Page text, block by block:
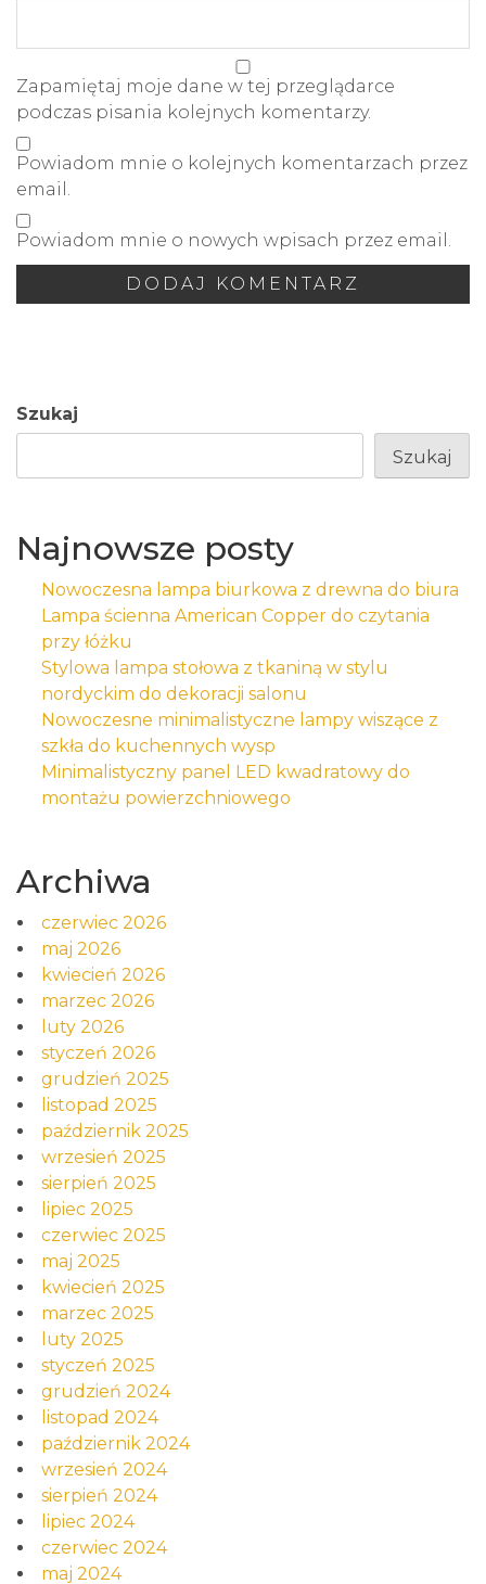
Zapamiętaj moje dane w tej przeglądarce
podczas pisania kolejnych komentarzy.
Powiadom mnie o kolejnych komentarzach przez
email.
Powiadom mnie o nowych wpisach przez email.
Szukaj
Szukaj
Najnowsze posty
Nowoczesna lampa biurkowa z drewna do biura
Lampa ścienna American Copper do czytania
przy łóżku
Stylowa lampa stołowa z tkaniną w stylu
nordyckim do dekoracji salonu
Nowoczesne minimalistyczne lampy wiszące z
szkła do kuchennych wysp
Minimalistyczny panel LED kwadratowy do
montażu powierzchniowego
Archiwa
czerwiec 2026
maj 2026
kwiecień 2026
marzec 2026
luty 2026
styczeń 2026
grudzień 2025
listopad 2025
październik 2025
wrzesień 2025
sierpień 2025
lipiec 2025
czerwiec 2025
maj 2025
kwiecień 2025
marzec 2025
luty 2025
styczeń 2025
grudzień 2024
listopad 2024
październik 2024
wrzesień 2024
sierpień 2024
lipiec 2024
czerwiec 2024
maj 2024